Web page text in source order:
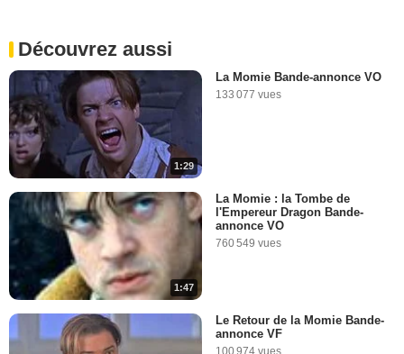
2:17
2:35
VIDÉO EN COURS
0:39
Tom Cruise nous parle de
"Top Gun 2"
La Momie : rencontre avec
Découvrez aussi
1:29
La Momie Bande-annonce VO
133 077 vues
1:47
La Momie : la Tombe de
l'Empereur Dragon Bande-
annonce VO
760 549 vues
Le Retour de la Momie Bande-
annonce VF
100 974 vues